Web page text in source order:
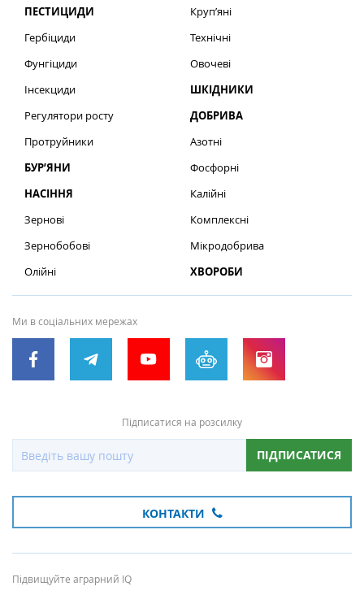
ПЕСТИЦИДИ
Гербіциди
Фунгіциди
Інсекциди
Регулятори росту
Протруйники
БУР’ЯНИ
НАСІННЯ
Зернові
Зернобобові
Олійні
Круп’яні
Технічні
Овочеві
ШКІДНИКИ
ДОБРИВА
Азотні
Фосфорні
Калійні
Комплексні
Мікродобрива
ХВОРОБИ
Ми в соціальних мережах
Підписатися на розсилку
ПІДПИСАТИСЯ
КОНТАКТИ
Підвищуйте аграрний IQ